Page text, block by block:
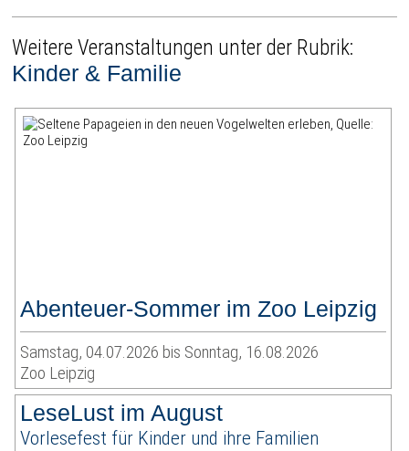
Weitere Veranstaltungen unter der Rubrik:
Kinder & Familie
Abenteuer-Sommer im Zoo Leipzig
Samstag, 04.07.2026 bis Sonntag, 16.08.2026
Zoo Leipzig
LeseLust im August
Vorlesefest für Kinder und ihre Familien